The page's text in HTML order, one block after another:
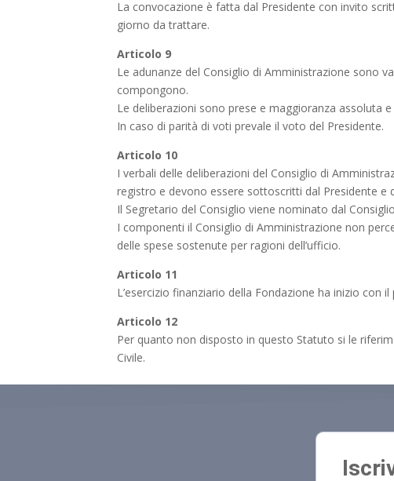
La convocazione è fatta dal Presidente con invito
giorno da trattare.
Articolo 9
Le adunanze del Consiglio di Amministrazione sono
compongono.
Le deliberazioni sono prese e maggioranza assoluta
In caso di parità di voti prevale il voto del Presidente.
Articolo 10
I verbali delle deliberazioni del Consiglio di
registro e devono essere sottoscritti dal Presidente e
Il Segretario del Consiglio viene nominato dal
I componenti il Consiglio di Amministrazione non
delle spese sostenute per ragioni dell’ufficio.
Articolo 11
L’esercizio finanziario della Fondazione ha inizio
Articolo 12
Per quanto non disposto in questo Statuto si le
Civile.